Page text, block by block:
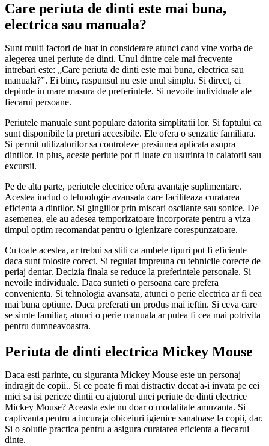
Care periuta de dinti este mai buna,
electrica sau manuala?
Sunt multi factori de luat in considerare atunci cand vine vorba de
alegerea unei periute de dinti. Unul dintre cele mai frecvente
intrebari este: „Care periuta de dinti este mai buna, electrica sau
manuala?”. Ei bine, raspunsul nu este unul simplu. Si direct, ci
depinde in mare masura de preferintele. Si nevoile individuale ale
fiecarui persoane.
Periutele manuale sunt populare datorita simplitatii lor. Si faptului ca
sunt disponibile la preturi accesibile. Ele ofera o senzatie familiara.
Si permit utilizatorilor sa controleze presiunea aplicata asupra
dintilor. In plus, aceste periute pot fi luate cu usurinta in calatorii sau
excursii.
Pe de alta parte, periutele electrice ofera avantaje suplimentare.
Acestea includ o tehnologie avansata care faciliteaza curatarea
eficienta a dintilor. Si gingiilor prin miscari oscilante sau sonice. De
asemenea, ele au adesea temporizatoare incorporate pentru a viza
timpul optim recomandat pentru o igienizare corespunzatoare.
Cu toate acestea, ar trebui sa stiti ca ambele tipuri pot fi eficiente
daca sunt folosite corect. Si regulat impreuna cu tehnicile corecte de
periaj dentar. Decizia finala se reduce la preferintele personale. Si
nevoile individuale. Daca sunteti o persoana care prefera
convenienta. Si tehnologia avansata, atunci o perie electrica ar fi cea
mai buna optiune. Daca preferati un produs mai ieftin. Si ceva care
se simte familiar, atunci o perie manuala ar putea fi cea mai potrivita
pentru dumneavoastra.
Periuta de dinti electrica Mickey Mouse
Daca esti parinte, cu siguranta Mickey Mouse este un personaj
indragit de copii.. Si ce poate fi mai distractiv decat a-i invata pe cei
mici sa isi perieze dintii cu ajutorul unei periute de dinti electrice
Mickey Mouse? Aceasta este nu doar o modalitate amuzanta. Si
captivanta pentru a incuraja obiceiuri igienice sanatoase la copii, dar.
Si o solutie practica pentru a asigura curatarea eficienta a fiecarui
dinte.